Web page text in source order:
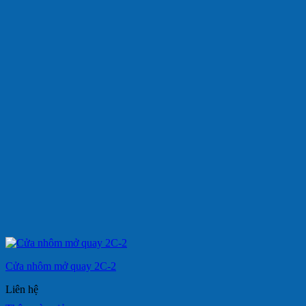
Cửa nhôm mở quay 2C-2
Liên hệ